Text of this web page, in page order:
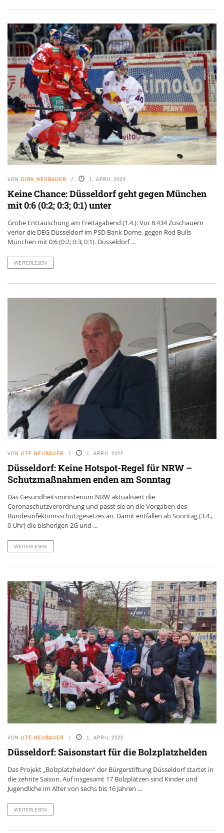
VON DIRK NEUBAUER 1. APRIL 2022
Keine Chance: Düsseldorf geht gegen München
mit 0:6 (0:2; 0:3; 0:1) unter
Grobe Enttäuschung am Freitagabend (1.4.): Vor 8.434 Zuschauern
verlor die DEG Düsseldorf im PSD Bank Dome, gegen Red Bulls
München mit 0:6 (0:2; 0:3; 0:1). Düsseldorf ...
WEITERLESEN
VON UTE NEUBAUER 1. APRIL 2022
Düsseldorf: Keine Hotspot-Regel für NRW –
Schutzmaßnahmen enden am Sonntag
Das Gesundheitsministerium NRW aktualisiert die
Coronaschutzverordnung und passt sie an die Vorgaben des
Bundesinfektionsschutzgesetzes an. Damit entfallen ab Sonntag (3.4.,
0 Uhr) die bisherigen 2G und ...
WEITERLESEN
VON UTE NEUBAUER 1. APRIL 2022
Düsseldorf: Saisonstart für die Bolzplatzhelden
Das Projekt „Bolzplatzhelden“ der Bürgerstiftung Düsseldorf startet in
die zehnte Saison. Auf insgesamt 17 Bolzplätzen sind Kinder und
Jugendliche im Alter von sechs bis 16 Jahren ...
WEITERLESEN